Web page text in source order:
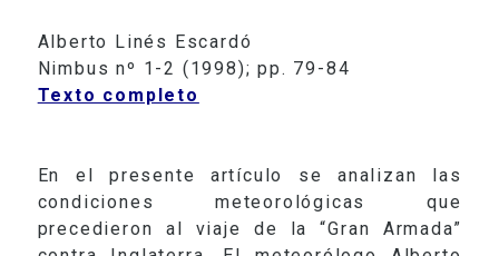
Alberto Linés Escardó
Nimbus nº 1-2 (1998); pp. 79-84
Texto completo
En el presente artículo se analizan las
condiciones meteorológicas que
precedieron al viaje de la “Gran Armada”